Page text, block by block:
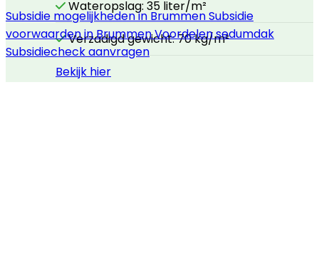
Wateropslag: 35 liter/m²
Verzadigd gewicht: 70 kg/m²
Bekijk hier
Subsidie mogelijkheden in BrummenSubsidie
voorwaarden in BrummenVoordelen sedumdak
Subsidiecheck aanvragen